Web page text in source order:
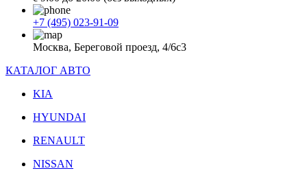
+7 (495) 023-91-09
Москва, Береговой проезд, 4/6с3
КАТАЛОГ АВТО
KIA
HYUNDAI
RENAULT
NISSAN